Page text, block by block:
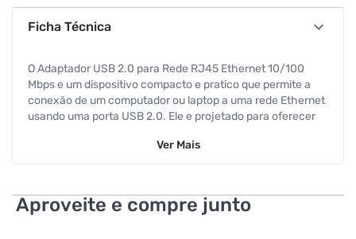
Ficha Técnica
O Adaptador USB 2.0 para Rede RJ45 Ethernet 10/100
Mbps e um dispositivo compacto e pratico que permite a
conexão de um computador ou laptop a uma rede Ethernet
usando uma porta USB 2.0. Ele e projetado para oferecer
desejam adicionar uma conexão de rede com fio aos seus
Ver Mais
Aproveite e compre junto